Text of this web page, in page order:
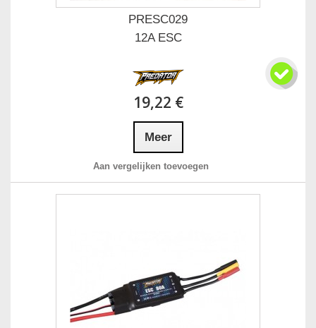
PRESC029
12A ESC
19,22 €
Meer
Aan vergelijken toevoegen